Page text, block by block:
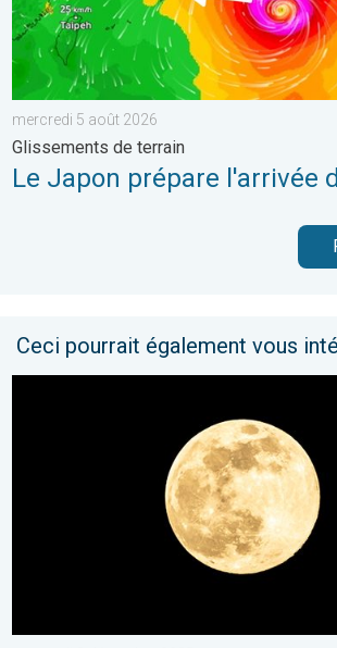
mercredi 5 août 2026
Glissements de terrain
Le Japon prépare l'arrivée
Ceci pourrait également vous